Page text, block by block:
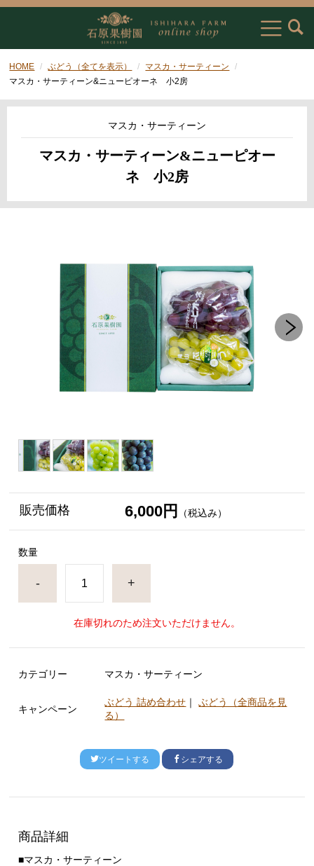
HOME ぶどう（全てを表示）
マスカ・サーティーン
マスカ・サーティーン&ニューピオーネ 小2房
マスカ・サーティーン
マスカ・サーティーン&ニューピオー
ネ 小2房
販売価格 6,000円 （税込み）
数量
- +
在庫切れのため注文いただけません。
カテゴリー マスカ・サーティーン
キャンペーン
ぶどう 詰め合わせ ｜ぶどう（全商品を見
る）
ツイートする シェアする
商品詳細
■マスカ・サーティーン